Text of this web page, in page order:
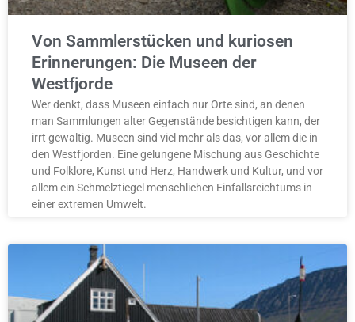
Von Sammlerstücken und kuriosen
Erinnerungen: Die Museen der
Westfjorde
Wer denkt, dass Museen einfach nur Orte sind, an denen
man Sammlungen alter Gegenstände besichtigen kann, der
irrt gewaltig. Museen sind viel mehr als das, vor allem die in
den Westfjorden. Eine gelungene Mischung aus Geschichte
und Folklore, Kunst und Herz, Handwerk und Kultur, und vor
allem ein Schmelztiegel menschlichen Einfallsreichtums in
einer extremen Umwelt.